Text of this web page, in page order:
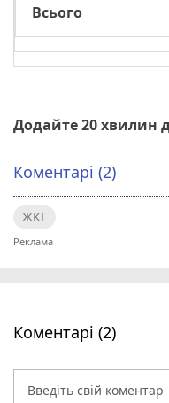
Всього
Додайте 20 хвилин
Коментарі (2)
ЖКГ
Коментарі (2)